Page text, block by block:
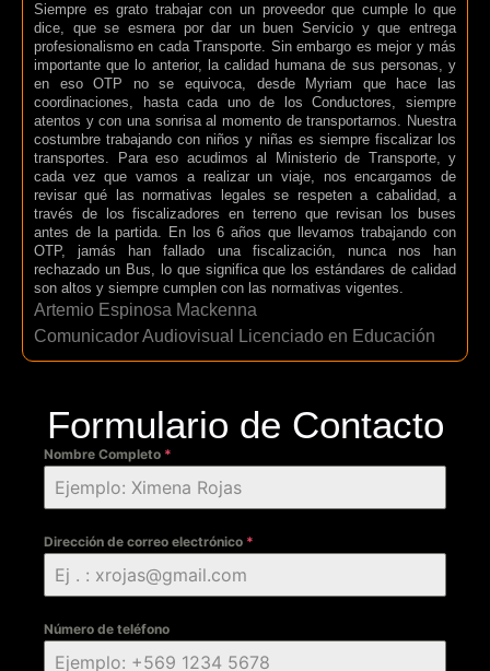
Siempre es grato trabajar con un proveedor que cumple lo que
dice, que se esmera por dar un buen Servicio y que entrega
profesionalismo en cada Transporte. Sin embargo es mejor y más
importante que lo anterior, la calidad humana de sus personas, y
en eso OTP no se equivoca, desde Myriam que hace las
coordinaciones, hasta cada uno de los Conductores, siempre
atentos y con una sonrisa al momento de transportarnos. Nuestra
costumbre trabajando con niños y niñas es siempre fiscalizar los
transportes. Para eso acudimos al Ministerio de Transporte, y
cada vez que vamos a realizar un viaje, nos encargamos de
revisar qué las normativas legales se respeten a cabalidad, a
través de los fiscalizadores en terreno que revisan los buses
antes de la partida. En los 6 años que llevamos trabajando con
OTP, jamás han fallado una fiscalización, nunca nos han
rechazado un Bus, lo que significa que los estándares de calidad
son altos y siempre cumplen con las normativas vigentes.
Artemio Espinosa Mackenna
Comunicador Audiovisual Licenciado en Educación
Formulario de Contacto
Nombre Completo *
Dirección de correo electrónico *
Número de teléfono